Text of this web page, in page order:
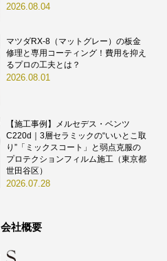
2026.08.04
マツダRX-8（マットグレー）の板金
修理と専用コーティング！費用を抑え
るプロの工夫とは？
2026.08.01
【施工事例】メルセデス・ベンツ
C220d｜3層セラミックの“いいとこ取
り”「ミックスコート」と弱点克服の
プロテクションフィルム施工（東京都
世田谷区）
2026.07.28
会社概要